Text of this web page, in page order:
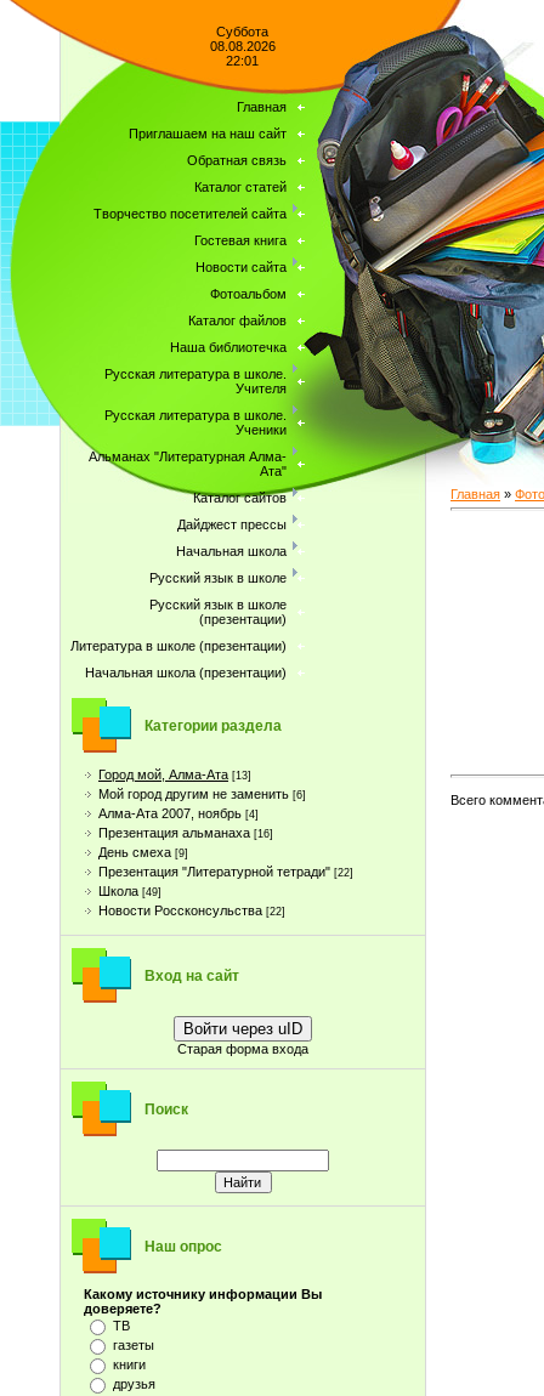
Суббота
08.08.2026
22:01
Главная
Приглашаем на наш сайт
Обратная связь
Каталог статей
Творчество посетителей сайта
Гостевая книга
Новости сайта
Фотоальбом
Каталог файлов
Наша библиотечка
Русская литература в школе.
Учителя
Русская литература в школе.
Ученики
Альманах "Литературная Алма-
Ата"
Каталог сайтов
Дайджест прессы
Начальная школа
Русский язык в школе
Русский язык в школе
(презентации)
Литература в школе (презентации)
Начальная школа (презентации)
Категории раздела
Город мой, Алма-Ата [13]
Мой город другим не заменить [6]
Алма-Ата 2007, ноябрь [4]
Презентация альманаха [16]
День смеха [9]
Презентация "Литературной тетради" [22]
Школа [49]
Новости Россконсульства [22]
Вход на сайт
Войти через uID
Старая форма входа
Поиск
Наш опрос
Какому источнику информации Вы
доверяете?
ТВ
газеты
книги
друзья
Главная »
Всего